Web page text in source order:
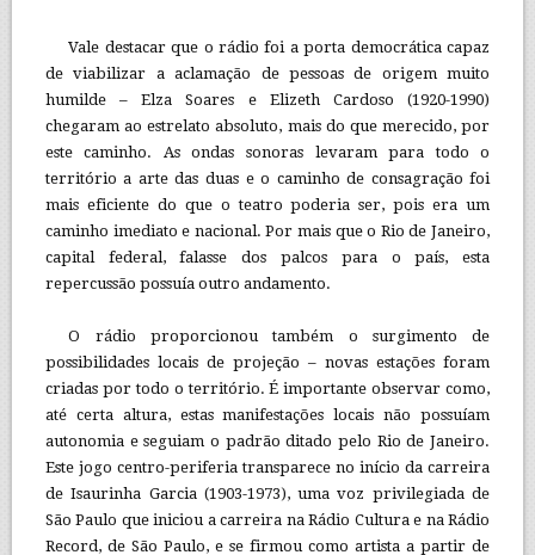
Vale destacar que o rádio foi a porta democrática capaz
de viabilizar a aclamação de pessoas de origem muito
humilde – Elza Soares e Elizeth Cardoso (1920-1990)
chegaram ao estrelato absoluto, mais do que merecido, por
este caminho. As ondas sonoras levaram para todo o
território a arte das duas e o caminho de consagração foi
mais eficiente do que o teatro poderia ser, pois era um
caminho imediato e nacional. Por mais que o Rio de Janeiro,
capital federal, falasse dos palcos para o país, esta
repercussão possuía outro andamento.
O rádio proporcionou também o surgimento de
possibilidades locais de projeção – novas estações foram
criadas por todo o território. É importante observar como,
até certa altura, estas manifestações locais não possuíam
autonomia e seguiam o padrão ditado pelo Rio de Janeiro.
Este jogo centro-periferia transparece no início da carreira
de Isaurinha Garcia (1903-1973), uma voz privilegiada de
São Paulo que iniciou a carreira na Rádio Cultura e na Rádio
Record, de São Paulo, e se firmou como artista a partir de